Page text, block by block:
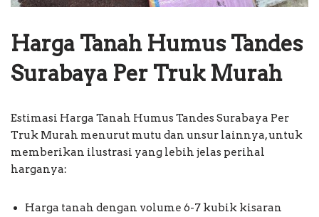
Harga Tanah Humus Tandes
Surabaya Per Truk Murah
Estimasi Harga Tanah Humus Tandes Surabaya Per
Truk Murah menurut mutu dan unsur lainnya, untuk
memberikan ilustrasi yang lebih jelas perihal
harganya:
Harga tanah dengan volume 6-7 kubik kisaran